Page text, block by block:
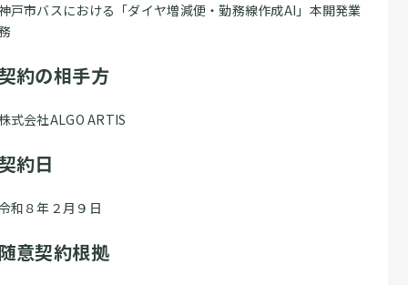
戸市バスにおける「ダイヤ増減便・勤務線作成AI」本開発業
約の相手方
式会社ALGO ARTIS
約日
和８年２月９日
意契約根拠